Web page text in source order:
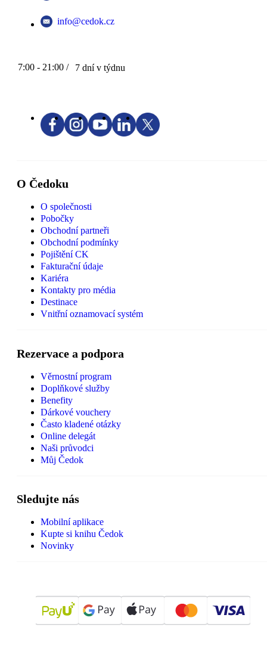
info@cedok.cz
7:00 - 21:00 / 7 dní v týdnu
O Čedoku
O společnosti
Pobočky
Obchodní partneři
Obchodní podmínky
Pojištění CK
Fakturační údaje
Kariéra
Kontakty pro média
Destinace
Vnitřní oznamovací systém
Rezervace a podpora
Věrnostní program
Doplňkové služby
Benefity
Dárkové vouchery
Často kladené otázky
Online delegát
Naši průvodci
Můj Čedok
Sledujte nás
Mobilní aplikace
Kupte si knihu Čedok
Novinky